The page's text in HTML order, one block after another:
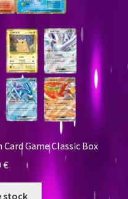
Card Game Classic Box
€
stock